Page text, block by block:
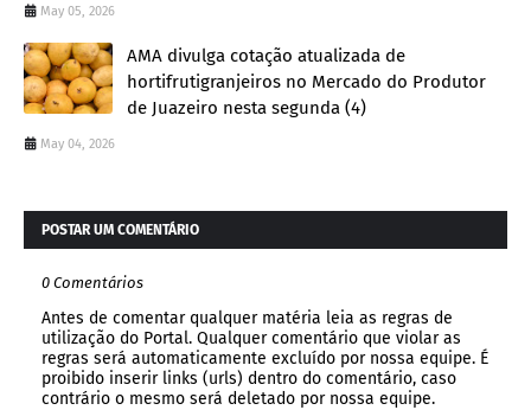
May 05, 2026
AMA divulga cotação atualizada de
hortifrutigranjeiros no Mercado do Produtor
de Juazeiro nesta segunda (4)
May 04, 2026
POSTAR UM COMENTÁRIO
0 Comentários
Antes de comentar qualquer matéria leia as regras de
utilização do Portal. Qualquer comentário que violar as
regras será automaticamente excluído por nossa equipe. É
proibido inserir links (urls) dentro do comentário, caso
contrário o mesmo será deletado por nossa equipe.